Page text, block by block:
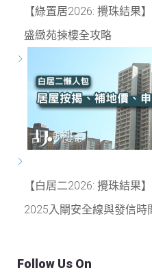
【綠置居2026: 攪珠結果
盛緻苑揀樓全攻略
【白居二2026: 攪珠結果
2025入閘安全線與發信時
Follow Us On